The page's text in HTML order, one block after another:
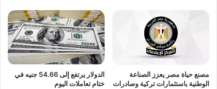
مصنع حياة مصر يعزز الصناعة
الوطنية باستثمارات تركية وصادرات
الدولار يرتفع إلى 54.66 جنيه في
ختام تعاملات اليوم